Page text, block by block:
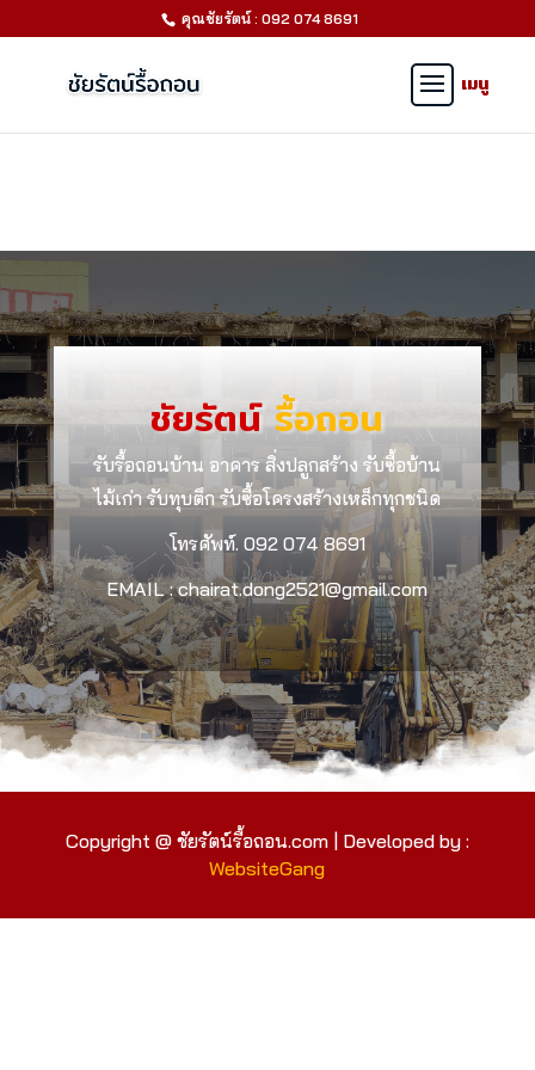
คุณชัยรัตน์ : 092 074 8691
ชัยรัตน์รื้อถอน
รับรื้อถอนบ้าน อาคาร สิ่งปลูกสร้าง รับซื้อบ้าน
ไม้เก่า รับทุบตึก รับซื้อโครงสร้างเหล็กทุกชนิด
โทรศัพท์. 092 074 8691
EMAIL : chairat.dong2521@gmail.com
Copyright @ ชัยรัตน์รื้อถอน.com | Developed by :
WebsiteGang